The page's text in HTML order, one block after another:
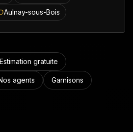
Aulnay-sous-Bois
Estimation gratuite
agents Garnisons